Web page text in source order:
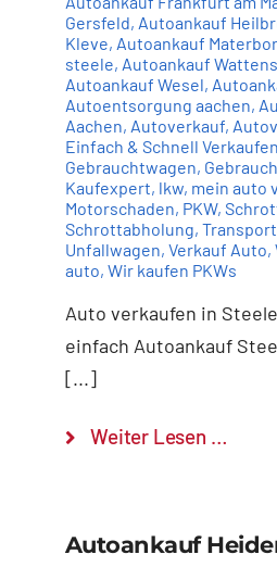
Gersfeld, Autoankauf
Kleve, Autoankauf
steele, Autoankauf
Autoankauf Wesel,
Autoentsorgung aachen,
Aachen, Autoverkauf,
Einfach & Schnell Verkaufen
Gebrauchtwagen,
Kaufexpert, lkw, mein auto
Motorschaden, PKW,
Schrottabholung,
Unfallwagen, Verkauf Auto,
auto, Wir kaufen PKWs
Auto verkaufen in
einfach Autoankauf
[...]
Weiter Lesen …
Autoankauf